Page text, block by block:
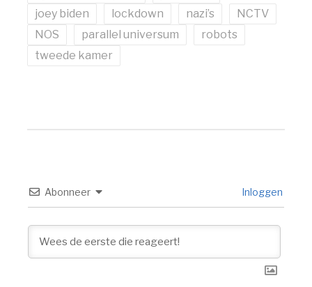
joey biden
lockdown nazi’s
NCTV
NOS
parallel universum
robots
tweede kamer
Abonneer Inloggen